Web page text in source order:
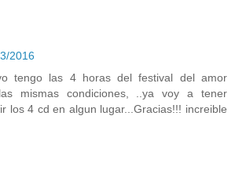
2016
tengo las 4 horas del festival del amor
mismas condiciones, ..ya voy a tener
los 4 cd en algun lugar...Gracias!!! increible